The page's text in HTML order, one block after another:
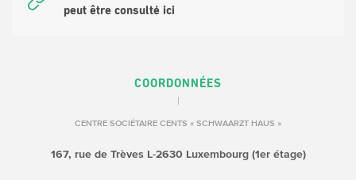
peut être consulté ici
COORDONNÉES
CENTRE SOCIÉTAIRE CENTS « SCHWAARZT HAUS »
167, rue de Trèves L-2630 Luxembourg(1er étage)